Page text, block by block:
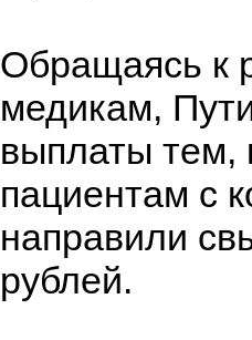
Обращаясь к
медикам,
выплаты тем,
пациентам с
направили
рублей.